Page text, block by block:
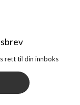
rett til din innboks